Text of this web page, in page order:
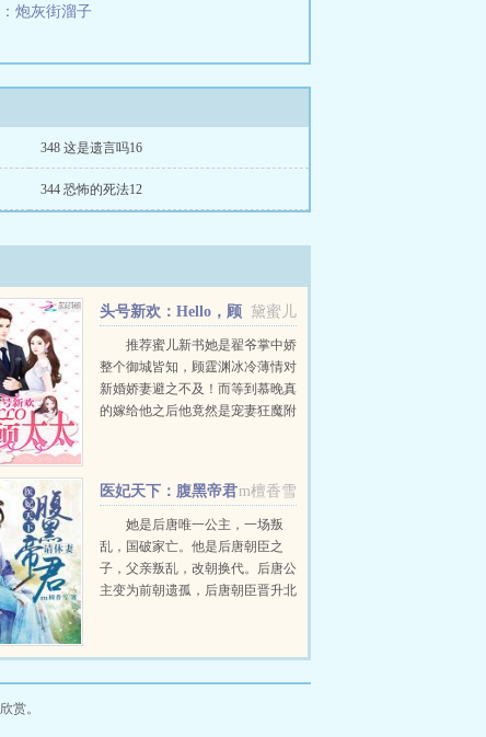
炮灰街溜子
348 这是遗言吗16
344 恐怖的死法12
黛蜜儿
头号新欢：Hello，顾
太太推荐蜜儿新书她是翟爷掌中娇
整个御城皆知，顾霆渊冰冷薄情对
新婚娇妻避之不及！而等到慕晚真
的嫁给他之后他竟然是宠妻狂魔附
人，可有什么...
m檀香雪
医妃天下：腹黑帝君
请休妻她是后唐唯一公主，一场叛
乱，国破家亡。他是后唐朝臣之
子，父亲叛乱，改朝换代。后唐公
主变为前朝遗孤，后唐朝臣晋升北
本记忆，隐世村落习得一身岐黄之
赏。